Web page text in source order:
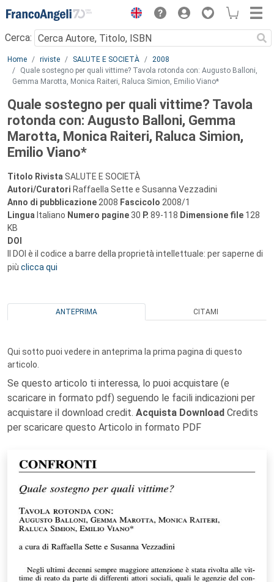
Menu
Cerca:
Main content
Home riviste SALUTE E SOCIETÀ
2008
Quale sostegno per quali vittime? Tavola rotonda con: Augusto Balloni,
Gemma Marotta, Monica Raiteri, Raluca Simion, Emilio Viano*
Quale sostegno per quali vittime? Tavola
rotonda con: Augusto Balloni, Gemma
Marotta, Monica Raiteri, Raluca Simion,
Emilio Viano*
Titolo Rivista SALUTE E SOCIETÀ
Autori/Curatori Raffaella Sette e Susanna Vezzadini
Anno di pubblicazione 2008 Fascicolo 2008/1
Lingua Italiano Numero pagine 30 P. 89-118 Dimensione file 128
KB
DOI
Il DOI è il codice a barre della proprietà intellettuale: per saperne di
più clicca qui
ANTEPRIMA CITAMI
Qui sotto puoi vedere in anteprima la prima pagina di questo
articolo.
Se questo articolo ti interessa, lo puoi acquistare (e
scaricare in formato pdf) seguendo le facili indicazioni per
acquistare il download credit. Acquista Download Credits
per scaricare questo Articolo in formato PDF